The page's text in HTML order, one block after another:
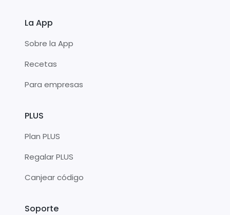
La App
Sobre la App
Recetas
Para empresas
PLUS
Plan PLUS
Regalar PLUS
Canjear código
Soporte